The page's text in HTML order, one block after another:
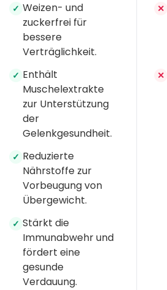
✓ Weizen- und
zuckerfrei für
bessere
Verträglichkeit.
✓ Enthält
Muschelextrakte
zur Unterstützung
der
Gelenkgesundheit.
✓ Reduzierte
Nährstoffe zur
Vorbeugung von
Übergewicht.
✓ Stärkt die
Immunabwehr und
fördert eine
gesunde
Verdauung.
✕
✕